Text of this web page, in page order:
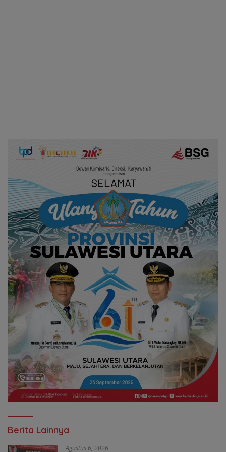
Berita Lainnya
Agustus 6, 2026